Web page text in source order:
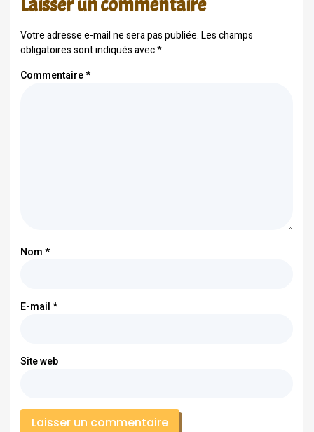
Votre adresse e-mail ne sera pas publiée.Les champs
obligatoires sont indiqués avec*
Commentaire*
Nom*
E-mail*
Site web